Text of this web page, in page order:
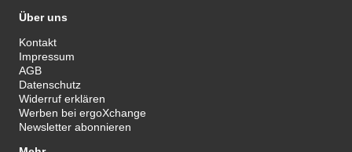
Über uns
Kontakt
Impressum
AGB
Datenschutz
Widerruf erklären
Werben bei ergoXchange
Newsletter abonnieren